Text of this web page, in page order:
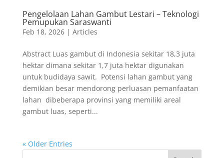
Pengelolaan Lahan Gambut Lestari – Teknologi
Pemupukan Saraswanti
Feb 18, 2026| Articles
Abstract Luas gambut di Indonesia sekitar 18,3 juta
hektar dimana sekitar 1,7 juta hektar digunakan
untuk budidaya sawit. Potensi lahan gambut yang
demikian besar mendorong perluasan pemanfaatan
lahan dibeberapa provinsi yang memiliki areal
gambut luas, seperti...
« Older Entries